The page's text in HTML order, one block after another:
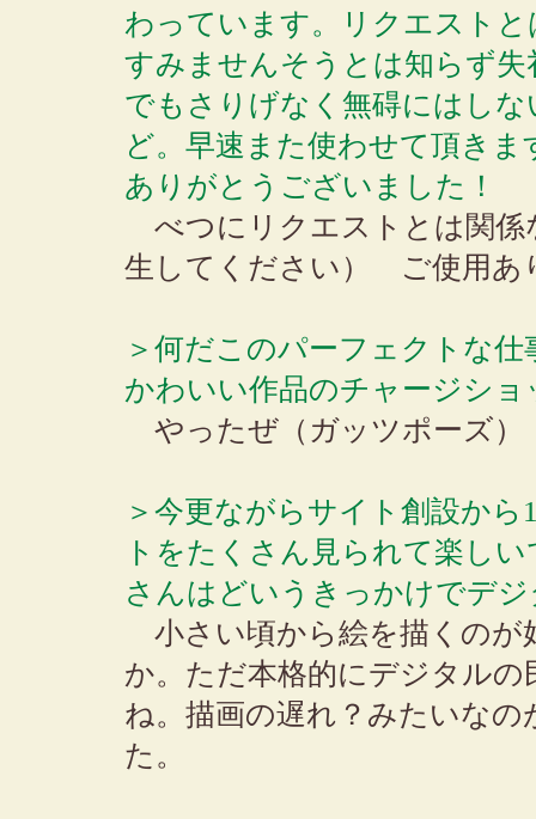
わっています。リクエスト
すみませんそうとは知らず
でもさりげなく無碍にはし
ど。早速また使わせて頂き
ありがとうございました！
べつにリクエストとは関係
生してください） ご使用あ
＞何だこのパーフェクトな
かわいい作品のチャージシ
やったぜ（ガッツポーズ
＞今更ながらサイト創設か
トをたくさん見られて楽し
さんはどいうきっかけでデ
小さい頃から絵を描くのが
か。ただ本格的にデジタル
ね。描画の遅れ？みたいな
た。